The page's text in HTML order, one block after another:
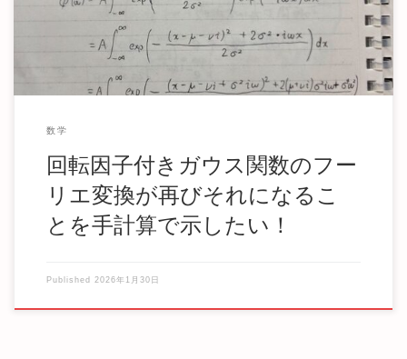
数学
回転因子付きガウス関数のフー
リエ変換が再びそれになるこ
とを手計算で示したい！
Published 2026年1月30日